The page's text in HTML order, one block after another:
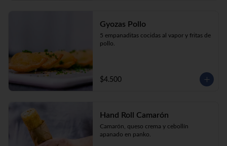
Gyozas Pollo
5 empanaditas cocidas al vapor y fritas de
pollo.
$4.500
Hand Roll Camarón
Camarón, queso crema y cebollín
apanado en panko.